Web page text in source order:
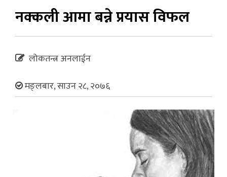
नक्कली आमा बन्ने प्रयास विफल
लोकतन्त्र अनलाईन
मङ्लबार, साउन २८, २०७६